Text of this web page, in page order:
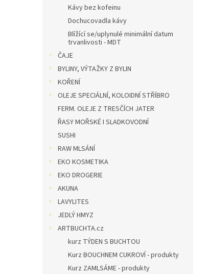
Kávy bez kofeinu
Dochucovadla kávy
Blížící se/uplynulé minimální datum
trvanlivosti - MDT
ČAJE
BYLINY, VÝTAŽKY Z BYLIN
KOŘENÍ
OLEJE SPECIÁLNÍ, KOLOIDNÍ STŘÍBRO
FERM. OLEJE Z TRESČÍCH JATER
ŘASY MOŘSKÉ I SLADKOVODNÍ
SUSHI
RAW MLSÁNÍ
EKO KOSMETIKA
EKO DROGERIE
AKUNA
LAVYLITES
JEDLÝ HMYZ
ARTBUCHTA.cz
kurz TÝDEN S BUCHTOU
Kurz BOUCHNEM CUKROVÍ - produkty
Kurz ZAMLSÁME - produkty